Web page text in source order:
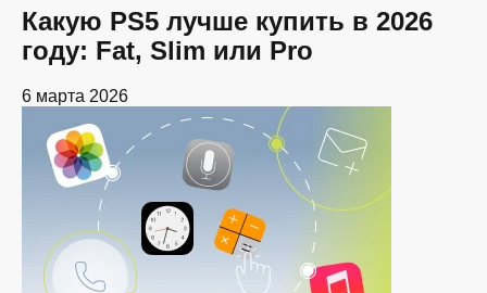
Какую PS5 лучше купить в 2026
году: Fat, Slim или Pro
6 марта 2026